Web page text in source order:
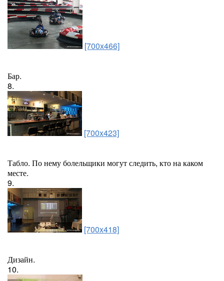
[700x466]
Бар.
8.
[700x423]
Табло. По нему болельщики могут следить, кто на каком
месте.
9.
[700x418]
Дизайн.
10.